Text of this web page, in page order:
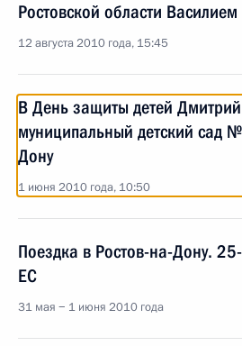
Ростовской области
12 августа 2010 года, 15:45
В День защиты детей
муниципальный детский сад
Дону
1 июня 2010 года, 10:50
Поездка в Ростов-на-Дону.
ЕC
31 мая − 1 июня 2010 года